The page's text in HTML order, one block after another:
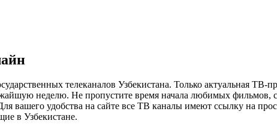
телеканалов Узбекистана. Только актуальная ТВ-
неделю. Не пропустите время начала любимых фильмов,
вашего удобства на сайте все ТВ каналы имеют ссылку на
в Узбекистане.